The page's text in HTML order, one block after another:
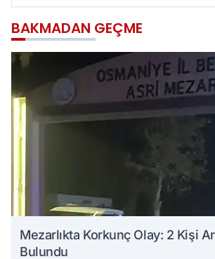
BAKMADAN GEÇME
Mezarlıkta Korkunç Olay: 2 Kişi
Bulundu